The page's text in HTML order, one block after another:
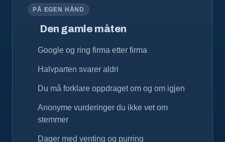
PÅ EGEN HÅND
Den gamle måten
Google og ring firma etter firma
Halvparten svarer aldri
Du må forklare oppdraget om og om igjen
Anonyme vurderinger du ikke vet om
stemmer
Dager med venting og purring